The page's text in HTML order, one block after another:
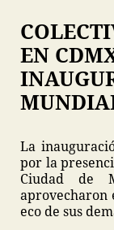
EN
La
por la
Ciudad de
eco de sus